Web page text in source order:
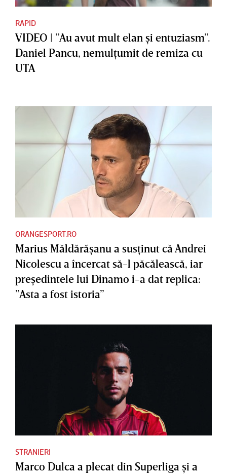
RAPID
VIDEO | ”Au avut mult elan şi entuziasm”.
Daniel Pancu, nemulţumit de remiza cu
UTA
ORANGESPORT.RO
Marius Măldărăşanu a susţinut că Andrei
Nicolescu a încercat să-l păcălească, iar
preşedintele lui Dinamo i-a dat replica:
”Asta a fost istoria”
STRANIERI
Marco Dulca a plecat din Superliga şi a